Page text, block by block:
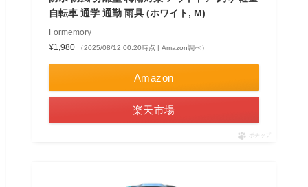
自転車 通学 通勤 雨具 (ホワイト, M)
Formemory
¥1,980
（2025/08/12 00:20時点 | Amazon調べ）
Amazon
楽天市場
ポチップ